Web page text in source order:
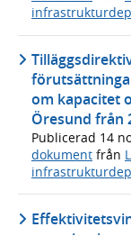
om kapacitet
Öresund från
Publicerad 14
dokument från